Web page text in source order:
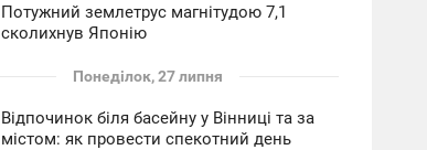
Потужний землетрус магнітудою 7,1
сколихнув Японію
Понеділок, 27 липня
Відпочинок біля басейну у Вінниці та за
містом: як провести спекотний день